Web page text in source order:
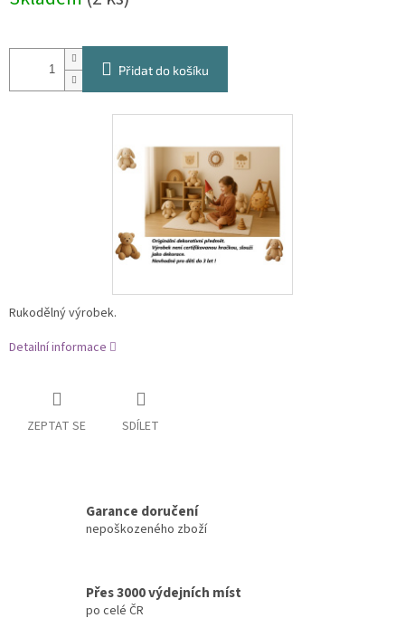
Přidat do košíku
Rukodělný výrobek.
Detailní informace
ZEPTAT SE SDÍLET
Garance doručení
nepoškozeného zboží
Přes 3000 výdejních míst
po celé ČR